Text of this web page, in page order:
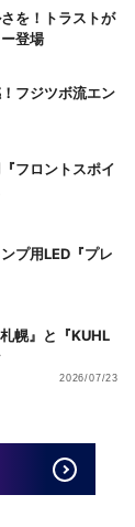
を！トラストが
登場
フジツボ流エン
フロントスポイ
プ用LED『プレ
幌』と『KUHL
2026/07/23